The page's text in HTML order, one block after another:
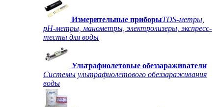
Измерительные приборыTDS-метры,
рН-метры, манометры, электролизеры, экспресс-
тесты для воды
Ультрафиолетовые обеззараживатели
Системы ультрафиолетового обеззараживания
воды